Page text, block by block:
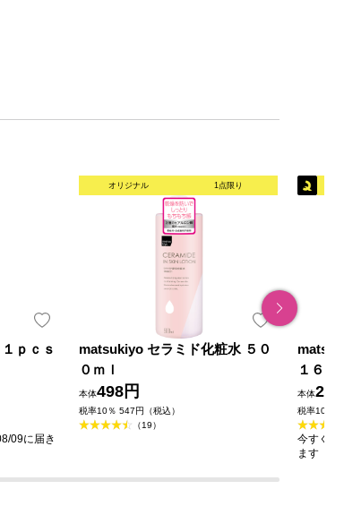
ｐｃｓ
09に届き
オリジナル 1点限り
matsukiyo セラミド化粧水 ５０
０ｍｌ
本体498円
税率10％ 547円（税込）
（19）
１６０
本体
税率10％
今すぐの
ます